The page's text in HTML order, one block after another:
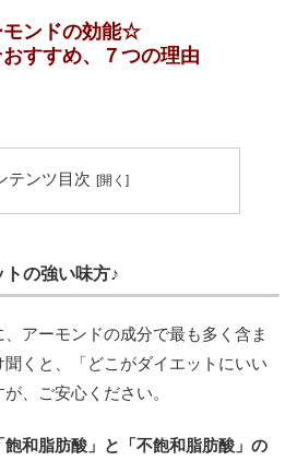
モンドの効能☆
すすめ、７つの理由
テンツ目次
の強い味方♪
アーモンドの成分で最も多く含ま
聞くと、「どこがダイエットにいい
、ご安心ください。
飽和脂肪酸」と「不飽和脂肪酸」の